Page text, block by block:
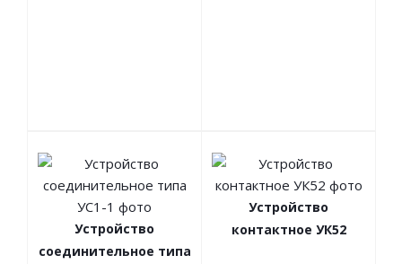
Устройство
соединительное типа
Устройство
контактное УК52